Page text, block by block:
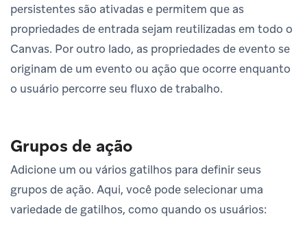
persistentes são ativadas e permitem que as
propriedades de entrada sejam reutilizadas em todo o
Canvas. Por outro lado, as propriedades de evento se
originam de um evento ou ação que ocorre enquanto
o usuário percorre seu fluxo de trabalho.
Grupos de ação
Adicione um ou vários gatilhos para definir seus
grupos de ação. Aqui, você pode selecionar uma
variedade de gatilhos, como quando os usuários: